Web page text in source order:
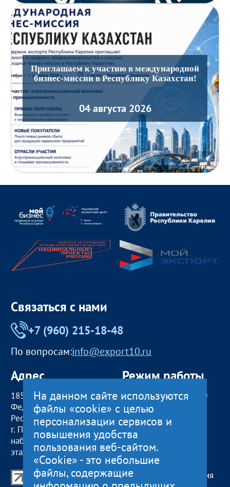
Приглашаем к участию в международной
бизнес-миссии в Республику Казахстан!
04 августа 2026
Связаться с нами
+7 (960) 215-18-48
По вопросам:info@export10.ru
Адрес
185000, Российская
Федерация,
Республика Карелия
г. Петрозаводск,
наб. Гюллинга, 11 / 2
этаж, офис 2
Режим работы
пн — чт:09:00 — 18:00
пт:09:00 — 17:00
обед с 13:00 до 14:00
сб, вс
Центр поддержки экспорта Республики Карелия
На данном сайте используются
файлы «cookie» с целью
персонализации сервисов и
повышения удобства
пользования веб-сайтом.
«Cookie» - это небольшие
файлы, содержащие